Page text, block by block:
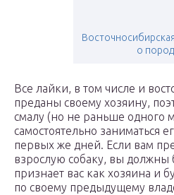
о
Все лайки, в том числе и
преданы своему хозяину,
смалу (но не раньше одного
самостоятельно заниматься
первых же дней. Если вам
взрослую собаку, вы должны
признает вас как хозяина и
по своему предыдущему